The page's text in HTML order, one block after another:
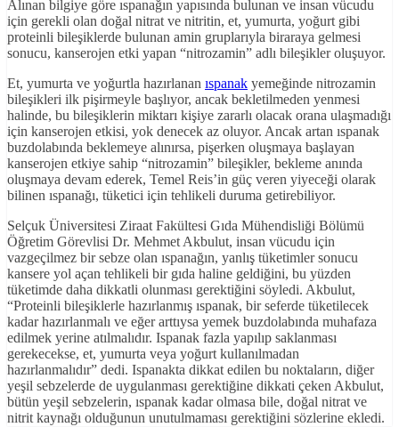
Alınan bilgiye göre ıspanağın yapısında bulunan ve insan vücudu
için gerekli olan doğal nitrat ve nitritin, et, yumurta, yoğurt gibi
proteinli bileşiklerde bulunan amin gruplarıyla biraraya gelmesi
sonucu, kanserojen etki yapan “nitrozamin” adlı bileşikler oluşuyor.
Et, yumurta ve yoğurtla hazırlanan ıspanak yemeğinde nitrozamin
bileşikleri ilk pişirmeyle başlıyor, ancak bekletilmeden yenmesi
halinde, bu bileşiklerin miktarı kişiye zararlı olacak orana ulaşmadığı
için kanserojen etkisi, yok denecek az oluyor. Ancak artan ıspanak
buzdolabında beklemeye alınırsa, pişerken oluşmaya başlayan
kanserojen etkiye sahip “nitrozamin” bileşikler, bekleme anında
oluşmaya devam ederek, Temel Reis’in güç veren yiyeceği olarak
bilinen ıspanağı, tüketici için tehlikeli duruma getirebiliyor.
Selçuk Üniversitesi Ziraat Fakültesi Gıda Mühendisliği Bölümü
Öğretim Görevlisi Dr. Mehmet Akbulut, insan vücudu için
vazgeçilmez bir sebze olan ıspanağın, yanlış tüketimler sonucu
kansere yol açan tehlikeli bir gıda haline geldiğini, bu yüzden
tüketimde daha dikkatli olunması gerektiğini söyledi. Akbulut,
“Proteinli bileşiklerle hazırlanmış ıspanak, bir seferde tüketilecek
kadar hazırlanmalı ve eğer arttıysa yemek buzdolabında muhafaza
edilmek yerine atılmalıdır. Ispanak fazla yapılıp saklanması
gerekecekse, et, yumurta veya yoğurt kullanılmadan
hazırlanmalıdır” dedi. Ispanakta dikkat edilen bu noktaların, diğer
yeşil sebzelerde de uygulanması gerektiğine dikkati çeken Akbulut,
bütün yeşil sebzelerin, ıspanak kadar olmasa bile, doğal nitrat ve
nitrit kaynağı olduğunun unutulmaması gerektiğini sözlerine ekledi.